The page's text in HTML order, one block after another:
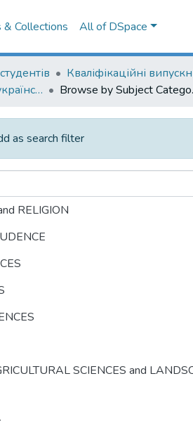
& Collections All of DSpace
В11.01 Філологія(українська мова та література)
as search filter
RELIGION
SCIENCES and